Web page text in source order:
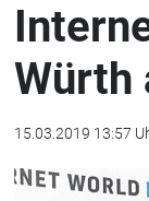
Würth
15.03.2019 13:57